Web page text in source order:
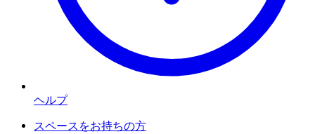
ヘルプ
スペースをお持ちの方